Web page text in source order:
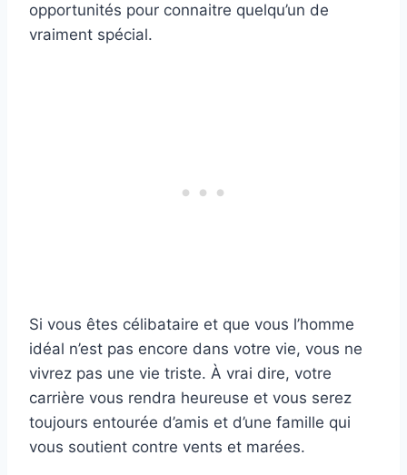
opportunités pour connaitre quelqu’un de
vraiment spécial.
Si vous êtes célibataire et que vous l’homme
idéal n’est pas encore dans votre vie, vous ne
vivrez pas une vie triste. À vrai dire, votre
carrière vous rendra heureuse et vous serez
toujours entourée d’amis et d’une famille qui
vous soutient contre vents et marées.